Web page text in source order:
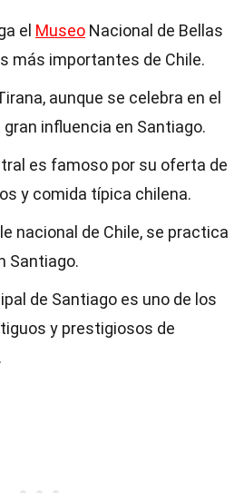
el Museo Nacional de Bellas
más importantes de Chile.
aunque se celebra en el
influencia en Santiago.
es famoso por su oferta de
y comida típica chilena.
nacional de Chile, se practica
Santiago.
de Santiago es uno de los
y prestigiosos de